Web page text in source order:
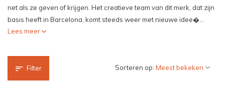
net als ze geven of krijgen. Het creatieve team van dit merk, dat zijn
basis heeft in Barcelona, komt steeds weer met nieuwe idee�...
Lees meer
Filter Sorteren op: